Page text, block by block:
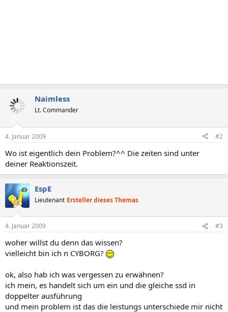
Naimless
Lt. Commander
4. Januar 2009 #2
Wo ist eigentlich dein Problem?^^ Die zeiten sind unter
deiner Reaktionszeit.
EspE
Lieutenant Ersteller dieses Themas
4. Januar 2009 #3
woher willst du denn das wissen?
vielleicht bin ich n CYBORG?
ok, also hab ich was vergessen zu erwähnen?
ich mein, es handelt sich um ein und die gleiche ssd in
doppelter ausführung
und mein problem ist das die leistungs unterschiede mir nicht